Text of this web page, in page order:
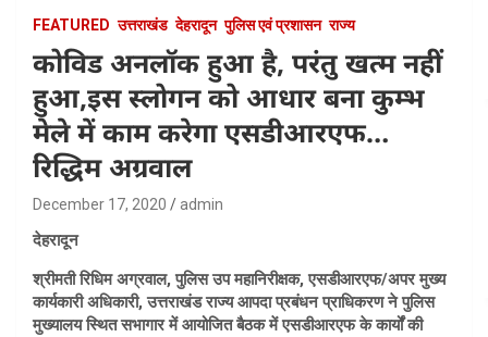
FEATURED उत्तराखंड देहरादून पुलिस एवं प्रशासन राज्य
कोविड अनलॉक हुआ है, परंतु खत्म नहीं
हुआ,इस स्लोगन को आधार बना कुम्भ
मेले में काम करेगा एसडीआरएफ…
रिद्धिम अग्रवाल
December 17, 2020 admin
देहरादून
श्रीमती रिधिम अग्रवाल, पुलिस उप महानिरीक्षक, एसडीआरएफ/अपर मुख्य
कार्यकारी अधिकारी, उत्तराखंड राज्य आपदा प्रबंधन प्राधिकरण ने पुलिस
मुख्यालय स्थित सभागार में आयोजित बैठक में एसडीआरएफ के कार्यों की